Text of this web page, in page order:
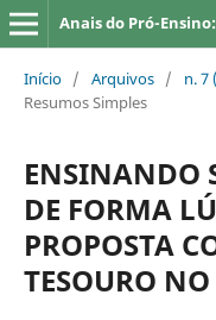
Início / Arquivos / n. 7
Resumos Simples
ENSINANDO
DE FORMA
PROPOSTA
TESOURO